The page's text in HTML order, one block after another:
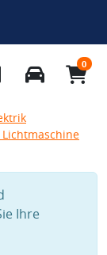
0
Ihre